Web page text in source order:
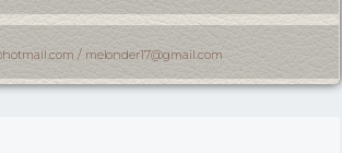
/ melonder17@gmail.com